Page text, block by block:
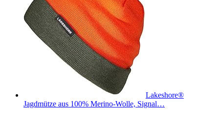
Lakeshore®
Jagdmütze aus 100% Merino-Wolle, Signal…